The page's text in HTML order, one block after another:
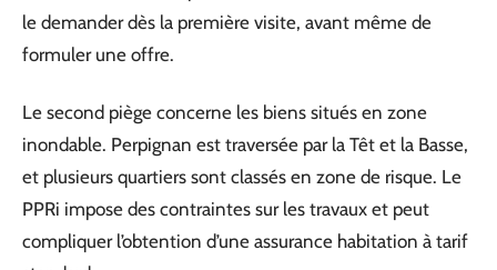
le demander dès la première visite, avant même de
formuler une offre.
Le second piège concerne les biens situés en zone
inondable. Perpignan est traversée par la Têt et la Basse,
et plusieurs quartiers sont classés en zone de risque. Le
PPRi impose des contraintes sur les travaux et peut
compliquer l’obtention d’une assurance habitation à tarif